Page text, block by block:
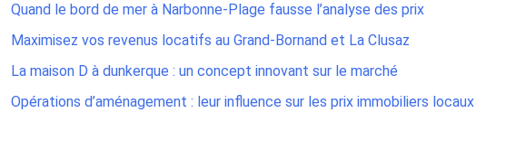
Quand le bord de mer à Narbonne-Plage fausse l’analyse des prix
Maximisez vos revenus locatifs au Grand-Bornand et La Clusaz
La maison D à dunkerque : un concept innovant sur le marché
Opérations d’aménagement : leur influence sur les prix immobiliers locaux